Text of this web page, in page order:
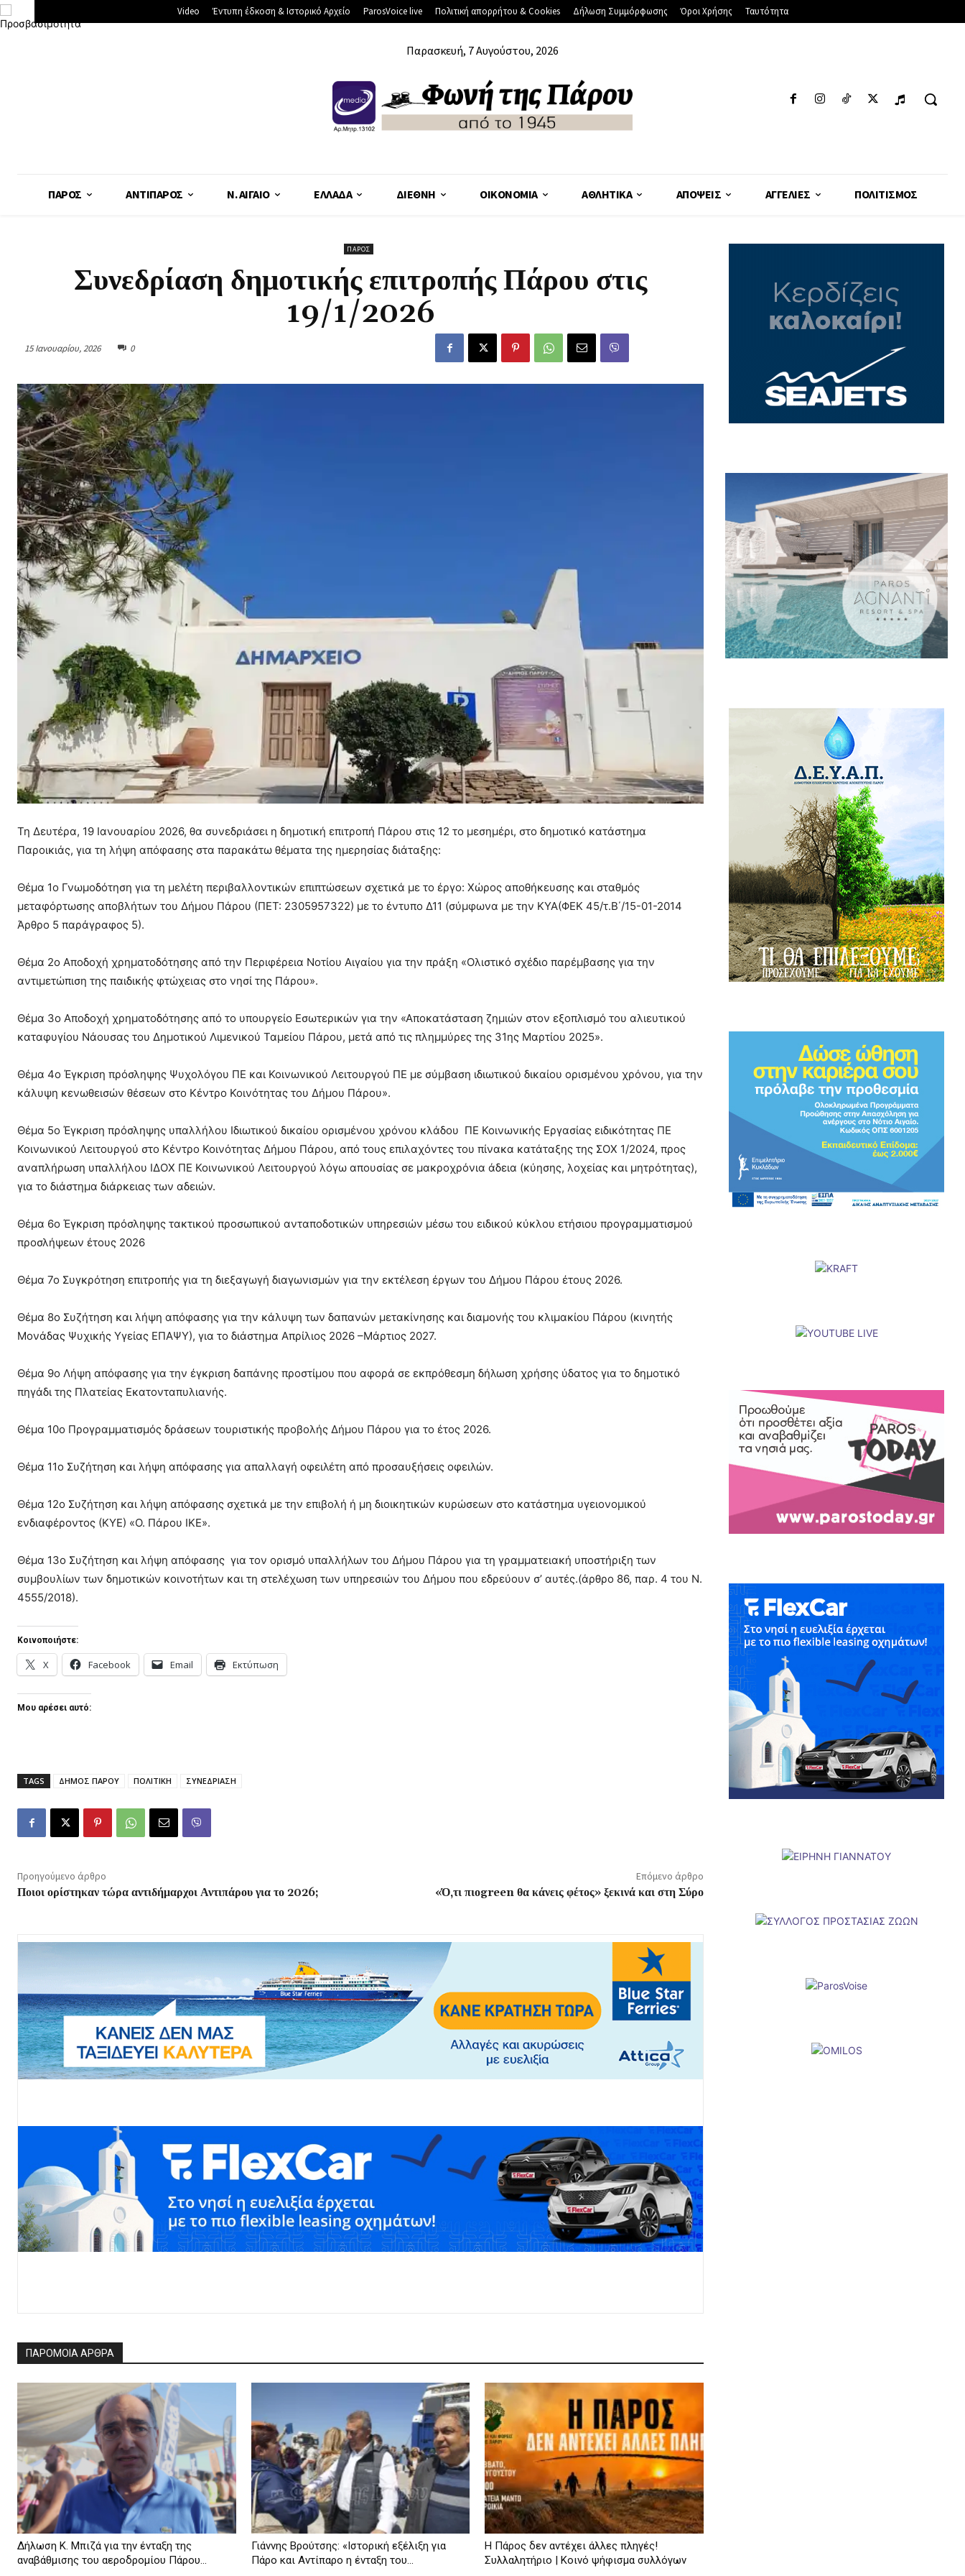
Video Έντυπη έδκοση & Ιστορικό Αρχείο ParosVoice live Πολιτική απορρήτου & Cookies Δήλωση Συμμόρφωσης Όροι Χρήσης Ταυτότητα
Παρασκευή, 7 Αυγούστου, 2026
ΠΆΡΟΣ ΑΝΤΊΠΑΡΟΣ Ν. ΑΙΓΑΊΟ ΕΛΛΆΔΑ ΔΙΕΘΝΉ ΟΙΚΟΝΟΜΊΑ ΑΘΛΗΤΙΚΆ ΑΠΌΨΕΙΣ ΑΓΓΕΛΊΕΣ ΠΟΛΙΤΙΣΜΌΣ
ΠΆΡΟΣ
Συνεδρίαση δημοτικής επιτροπής Πάρου στις
19/1/2026
15 Ιανουαρίου, 2026 0
Τη Δευτέρα, 19 Ιανουαρίου 2026, θα συνεδριάσει η δημοτική επιτροπή Πάρου στις 12 το μεσημέρι, στο δημοτικό κατάστημα
Παροικιάς, για τη λήψη απόφασης στα παρακάτω θέματα της ημερησίας διάταξης:
Θέμα 1ο Γνωμοδότηση για τη μελέτη περιβαλλοντικών επιπτώσεων σχετικά με το έργο: Χώρος αποθήκευσης και σταθμός
μεταφόρτωσης αποβλήτων του Δήμου Πάρου (ΠΕΤ: 2305957322) με το έντυπο Δ11 (σύμφωνα με την ΚΥΑ(ΦΕΚ 45/τ.Β΄/15-01-2014
Άρθρο 5 παράγραφος 5).
Θέμα 2ο Αποδοχή χρηματοδότησης από την Περιφέρεια Νοτίου Αιγαίου για την πράξη «Ολιστικό σχέδιο παρέμβασης για την
αντιμετώπιση της παιδικής φτώχειας στο νησί της Πάρου».
Θέμα 3ο Αποδοχή χρηματοδότησης από το υπουργείο Εσωτερικών για την «Αποκατάσταση ζημιών στον εξοπλισμό του αλιευτικού
καταφυγίου Νάουσας του Δημοτικού Λιμενικού Ταμείου Πάρου, μετά από τις πλημμύρες της 31ης Μαρτίου 2025».
Θέμα 4ο Έγκριση πρόσληψης Ψυχολόγου ΠΕ και Κοινωνικού Λειτουργού ΠΕ με σύμβαση ιδιωτικού δικαίου ορισμένου χρόνου, για την
κάλυψη κενωθεισών θέσεων στο Κέντρο Κοινότητας του Δήμου Πάρου».
Θέμα 5ο Έγκριση πρόσληψης υπαλλήλου Ιδιωτικού δικαίου ορισμένου χρόνου κλάδου ΠΕ Κοινωνικής Εργασίας ειδικότητας ΠΕ
Κοινωνικού Λειτουργού στο Κέντρο Κοινότητας Δήμου Πάρου, από τους επιλαχόντες του πίνακα κατάταξης της ΣΟΧ 1/2024, προς
αναπλήρωση υπαλλήλου ΙΔΟΧ ΠΕ Κοινωνικού Λειτουργού λόγω απουσίας σε μακροχρόνια άδεια (κύησης, λοχείας και μητρότητας),
για το διάστημα διάρκειας των αδειών.
Θέμα 6ο Έγκριση πρόσληψης τακτικού προσωπικού ανταποδοτικών υπηρεσιών μέσω του ειδικού κύκλου ετήσιου προγραμματισμού
προσλήψεων έτους 2026
Θέμα 7ο Συγκρότηση επιτροπής για τη διεξαγωγή διαγωνισμών για την εκτέλεση έργων του Δήμου Πάρου έτους 2026.
Θέμα 8ο Συζήτηση και λήψη απόφασης για την κάλυψη των δαπανών μετακίνησης και διαμονής του κλιμακίου Πάρου (κινητής
Μονάδας Ψυχικής Υγείας ΕΠΑΨΥ), για το διάστημα Απρίλιος 2026 –Μάρτιος 2027.
Θέμα 9ο Λήψη απόφασης για την έγκριση δαπάνης προστίμου που αφορά σε εκπρόθεσμη δήλωση χρήσης ύδατος για το δημοτικό
πηγάδι της Πλατείας Εκατονταπυλιανής.
Θέμα 10ο Προγραμματισμός δράσεων τουριστικής προβολής Δήμου Πάρου για το έτος 2026.
Θέμα 11ο Συζήτηση και λήψη απόφασης για απαλλαγή οφειλέτη από προσαυξήσεις οφειλών.
Θέμα 12ο Συζήτηση και λήψη απόφασης σχετικά με την επιβολή ή μη διοικητικών κυρώσεων στο κατάστημα υγειονομικού
ενδιαφέροντος (ΚΥΕ) «Ο. Πάρου ΙΚΕ».
Θέμα 13ο Συζήτηση και λήψη απόφασης για τον ορισμό υπαλλήλων του Δήμου Πάρου για τη γραμματειακή υποστήριξη των
συμβουλίων των δημοτικών κοινοτήτων και τη στελέχωση των υπηρεσιών του Δήμου που εδρεύουν σ’ αυτές.(άρθρο 86, παρ. 4 του Ν.
4555/2018).
Κοινοποιήστε:
X Facebook Email Εκτύπωση
Μου αρέσει αυτό:
TAGS ΔΗΜΟΣ ΠΑΡΟΥ ΠΟΛΙΤΙΚΗ ΣΥΝΕΔΡΙΑΣΗ
Προηγούμενο άρθρο
Ποιοι ορίστηκαν τώρα αντιδήμαρχοι Αντιπάρου για το 2026;
Επόμενο άρθρο
«Ό,τι πιοgreen θα κάνεις φέτος» ξεκινά και στη Σύρο
ΠΑΡΟΜΟΙΑ ΑΡΘΡΑ
Δήλωση Κ. Μπιζά για την ένταξη της
αναβάθμισης του αεροδρομίου Πάρου...
Γιάννης Βρούτσης: «Ιστορική εξέλιξη για
Πάρο και Αντίπαρο η ένταξη του...
Η Πάρος δεν αντέχει άλλες πληγές!
Συλλαλητήριο | Κοινό ψήφισμα συλλόγων